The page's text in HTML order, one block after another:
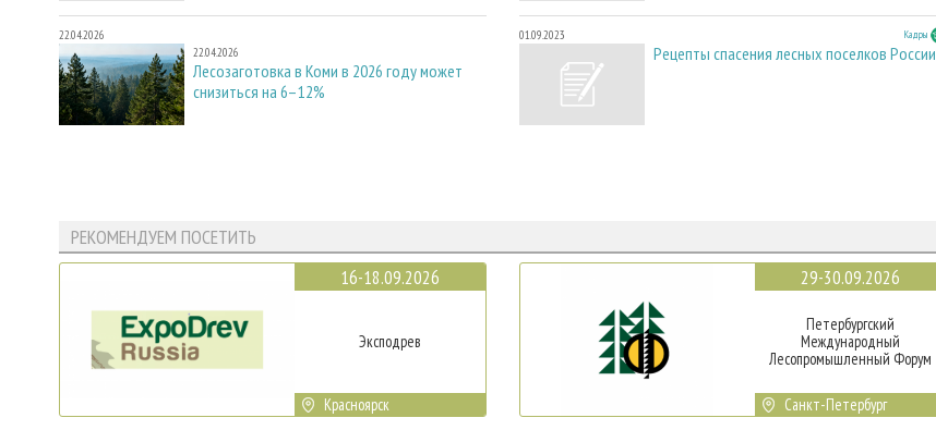
22.04.2026
22.04.2026
Лесозаготовка в Коми в 2026 году может
снизиться на 6–12%
01.09.2023 Кадры
Рецепты спасения лесных поселков России
РЕКОМЕНДУЕМ ПОСЕТИТЬ
16-18.09.2026
Эксподрев
Красноярск
29-30.09.2026
Петербургский
Международный
Лесопромышленный Форум
Санкт-Петербург